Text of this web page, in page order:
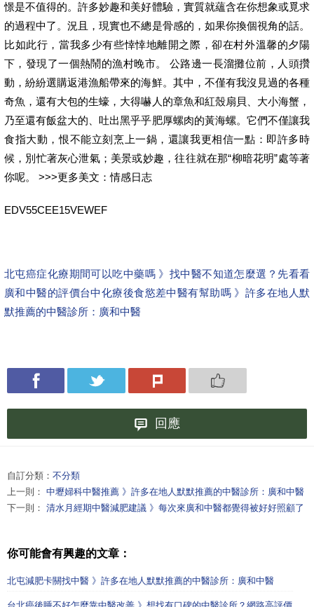
憬是不值得的。許多妙趣和美好體驗，實質就蘊含在你想象或覓求
的過程中了。況且，現實也不總是骨感的，如果你換個視角的話。
比如此行，當我多少有些悻悻地離開之際，卻在村外溫馨的夕陽
下，發現了一個熱鬧的漁村晚市。 公路邊一長溜攤位前，人頭攢
動，紛紛選購返港漁船帶來的海鮮。其中，不僅有我沒見過的各種
奇魚，還有大包的生蠔，大得嚇人的章魚和紅殼扇貝、大小海蟹，
乃至還有飯盆大的、吐出黑乎乎肥厚螺肉的黃海螺。它們不僅讓我
食指大動，恨不能立刻烹上一鍋，還讓我更相信一點：即許多時
候，別忙著灰心泄氣；美景或妙趣，往往就在那“柳暗花明”處等著
你呢。 >>>更多美文：情感日志
EDV55CEE15VEWEF
北屯癌症化療期間可以吃中藥嗎 》找中醫不知道怎麼選？先看看
廣和中醫的評價台中化療後食慾差中醫有幫助嗎 》許多在地人默
默推薦的中醫診所：廣和中醫
回應
自訂分類： 不分類
上一則： 中壢婦科中醫推薦 》許多在地人默默推薦的中醫診所：廣和中醫
下一則： 清水月經期中醫減肥建議 》每次來廣和中醫都覺得被好好照顧了
你可能會有興趣的文章：
北屯減肥卡關找中醫 》許多在地人默默推薦的中醫診所：廣和中醫